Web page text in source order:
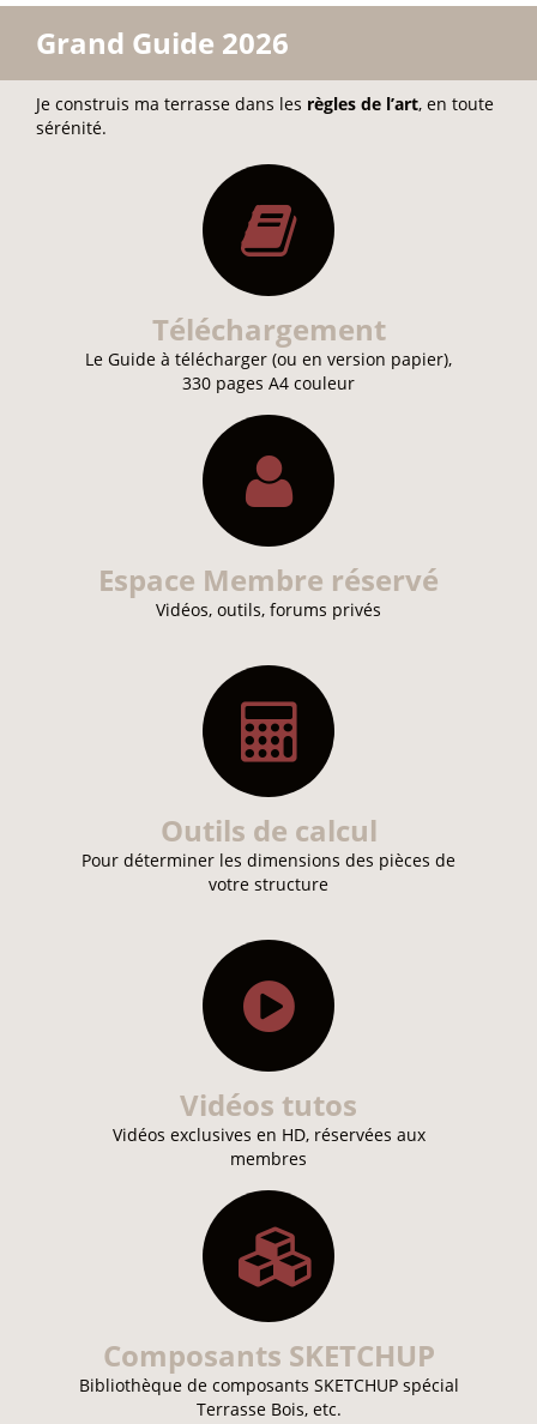
Grand Guide 2026
Je construis ma terrasse dans les règles de l’art, en toute
sérénité.
Téléchargement
Le Guide à télécharger (ou en version papier),
330 pages A4 couleur
Espace Membre réservé
Vidéos, outils, forums privés
Outils de calcul
Pour déterminer les dimensions des pièces de
votre structure
Vidéos tutos
Vidéos exclusives en HD, réservées aux
membres
Composants SKETCHUP
Bibliothèque de composants SKETCHUP spécial
Terrasse Bois, etc.